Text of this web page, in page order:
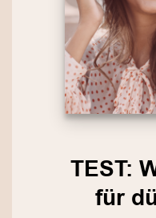
TEST:
für